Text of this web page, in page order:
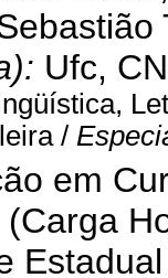
Ufc,
/
em